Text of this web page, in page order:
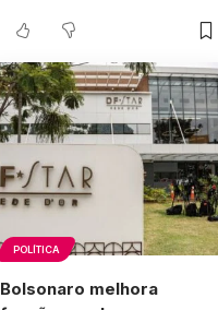
POLÍTICA
Bolsonaro melhora